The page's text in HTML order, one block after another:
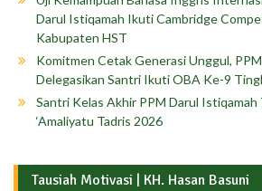
Darul Istiqamah Ikuti Cambridge
Kabupaten HST
Komitmen Cetak Generasi Unggul,
Delegasikan Santri Ikuti OBA Ke-9
Santri Kelas Akhir PPM Darul Istiqamah
‘Amaliyatu Tadris 2026
Tausiah Motivasi | KH. Hasan Basuni